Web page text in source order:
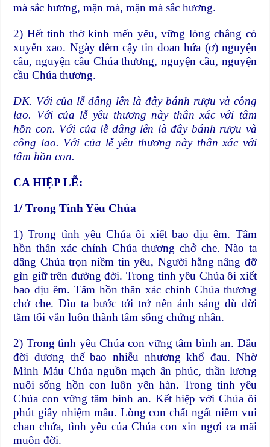
mà sắc hương, mặn mà, mặn mà sắc hương.
2) Hết tình thờ kính mến yêu, vững lòng chẳng có
xuyến xao. Ngày đêm cậy tin đoan hứa (ơ) nguyện
cầu, nguyện cầu Chúa thương, nguyện cầu, nguyện
cầu Chúa thương.
ĐK. Với của lễ dâng lên là đây bánh rượu và công
lao. Với của lễ yêu thương này thân xác với tâm
hồn con. Với của lễ dâng lên là đây bánh rượu và
công lao. Với của lễ yêu thương này thân xác với
tâm hồn con.
CA HIỆP LỄ:
1/Trong Tình Yêu Chúa
1) Trong tình yêu Chúa ôi xiết bao dịu êm. Tâm
hồn thân xác chính Chúa thương chở che. Nào ta
dâng Chúa trọn niềm tin yêu, Người hằng nâng đỡ
gìn giữ trên đường đời. Trong tình yêu Chúa ôi xiết
bao dịu êm. Tâm hồn thân xác chính Chúa thương
chở che. Dìu ta bước tới trở nên ánh sáng dù đời
tăm tối vẫn luôn thành tâm sống chứng nhân.
2) Trong tình yêu Chúa con vững tâm bình an. Dẫu
đời dương thế bao nhiễu nhương khổ đau. Nhờ
Mình Máu Chúa nguồn mạch ân phúc, thần lương
nuôi sống hồn con luôn yên hàn. Trong tình yêu
Chúa con vững tâm bình an. Kết hiệp với Chúa ôi
phút giây nhiệm mầu. Lòng con chất ngất niềm vui
chan chứa, tình yêu của Chúa con xin ngợi ca mãi
muôn đời.